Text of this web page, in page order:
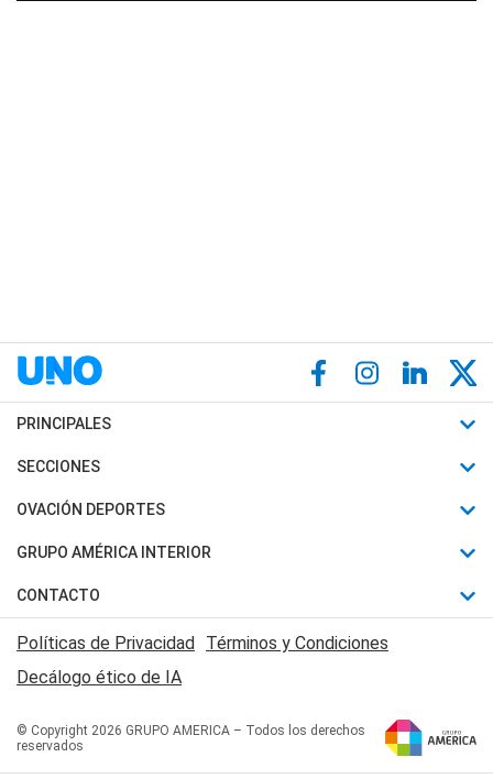
PRINCIPALES
Últimas Noticias
Política
Judiciales
Economia
SECCIONES
Horóscopo
Motores
Trucos caseros
Series y Películas
Edictos y Solicitadas
OVACIÓN DEPORTES
Fútbol
Mundial
Automovilismo
Rugby
Básquet
GRUPO AMÉRICA INTERIOR
Canal 7 en Vivo
San Juan 8
CONTACTO
Acerca de Nosotros
Contactanos
Políticas de Privacidad Términos y Condiciones
Decálogo ético de IA
© Copyright 2026 GRUPO AMERICA – Todos los derechos
reservados